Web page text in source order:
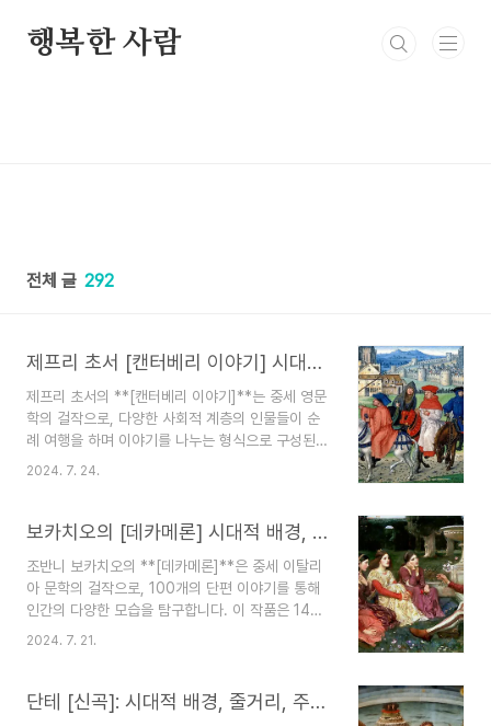
행복한 사람
전체 글 292
제프리 초서 [캔터베리 이야기] 시대적 배경, 줄거리, 주제, 비하인드 스토리
제프리 초서의 **[캔터베리 이야기]**는 중세 영문
학의 걸작으로, 다양한 사회적 계층의 인물들이 순
례 여행을 하며 이야기를 나누는 형식으로 구성된
작품입니다. 이 작품은 중세 사회의 단면을 생생하
문학사에서 중요한 위치를 차지하며, 오늘날에도 많
[캔터베리 이야기]**의 시대적 배경, 줄거리, 주요
주제, 흥미로운 비하인드 스토리를 중심으로 작품을
분석해 보겠습니다. [캔터베리 이야기] 시대적 배
경 제프리 초서는 1343년경 런던에서 태어나
[캔터베리 ..
2024. 7. 24.
보카치오의 [데카메론] 시대적 배경, 줄거리, 비하인드 스토리, 문학적 특징
조반니 보카치오의 **[데카메론]**은 중세 이탈리
아 문학의 걸작으로, 100개의 단편 이야기를 통해
인간의 다양한 모습을 탐구합니다. 이 작품은 14세
기 피렌체를 배경으로 한 현실적이고 풍자적인 이야
경, 줄거리, 주요 주제, 흥미로운 비하인드 스토리를
2024. 7. 21.
단테 [신곡]: 시대적 배경, 줄거리, 주제, 비하인드 스토리, 총평